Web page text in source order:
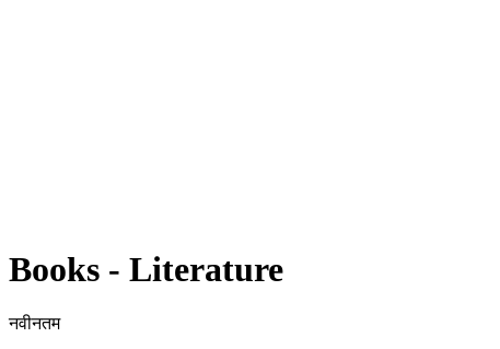
Books - Literature
नवीनतम